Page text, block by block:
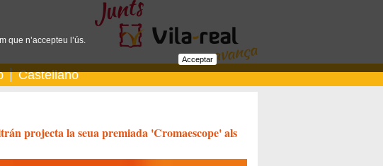
Castellano
projecta la seua premiada 'Cromaescope' als
n’accepteu l’ús.
Acceptar